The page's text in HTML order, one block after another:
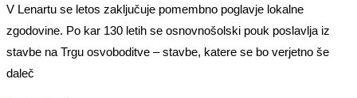
V Lenartu se letos zaključuje pomembno poglavje lokalne
zgodovine. Po kar 130 letih se osnovnošolski pouk poslavlja iz
stavbe na Trgu osvoboditve – stavbe, katere se bo verjetno še
daleč